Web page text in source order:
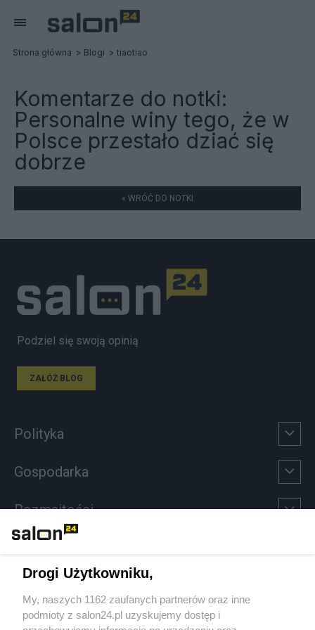
Strona główna Blogi tiaotiao
Komentarze do notki:
Personalne winy tego, że w
Polsce przestało dziać się
dobrze
« WRÓĆ DO NOTKI
Podziel się swoją opinią
ZAŁÓŻ BLOG
Polityka
Gospodarka
Rozmaitości
Sport
Społeczeństwo
Drogi Użytkowniku,
My, naszych 1162 zaufanych partnerów oraz inne
podmioty z salon24.pl uzyskujemy dostęp i